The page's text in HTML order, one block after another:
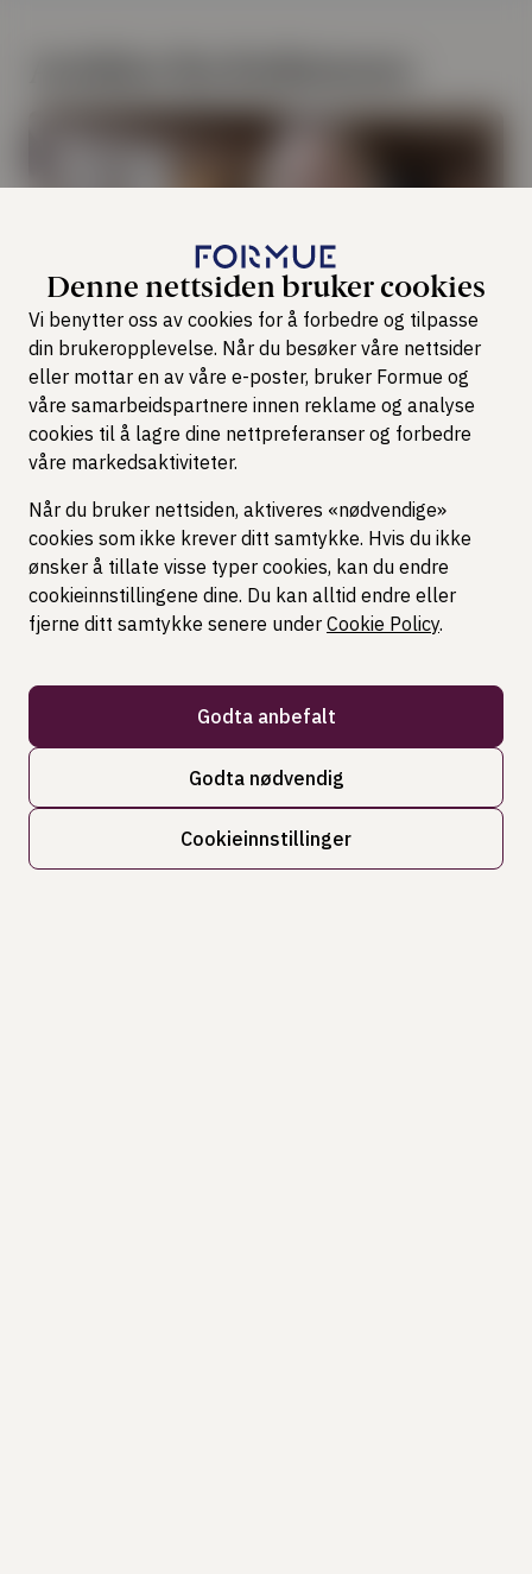
Denne nettsiden bruker cookies
Vi benytter oss av cookies for å forbedre og tilpasse
din brukeropplevelse. Når du besøker våre nettsider
eller mottar en av våre e-poster, bruker Formue og
våre samarbeidspartnere innen reklame og analyse
cookies til å lagre dine nettpreferanser og forbedre
våre markedsaktiviteter.
Når du bruker nettsiden, aktiveres «nødvendige»
cookies som ikke krever ditt samtykke. Hvis du ikke
ønsker å tillate visse typer cookies, kan du endre
cookieinnstillingene dine. Du kan alltid endre eller
fjerne ditt samtykke senere under Cookie Policy.
Godta anbefalt
Godta nødvendig
Cookieinnstillinger
Skatt & Jus
Slik sikrer du en feilfri
Fra starten av mars blir skattemeldingen
tilgjengelig. Unngå tilleggsskatt, unødvendige feil
eller at du går glipp av et fradrag – vi guider deg
gjennom hvordan du skal fylle ut og levere
2026-02-27
Kontakt oss